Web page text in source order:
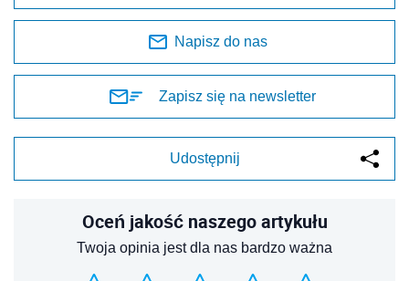
Napisz do nas
Zapisz się na newsletter
Udostępnij
Oceń jakość naszego artykułu
Twoja opinia jest dla nas bardzo ważna